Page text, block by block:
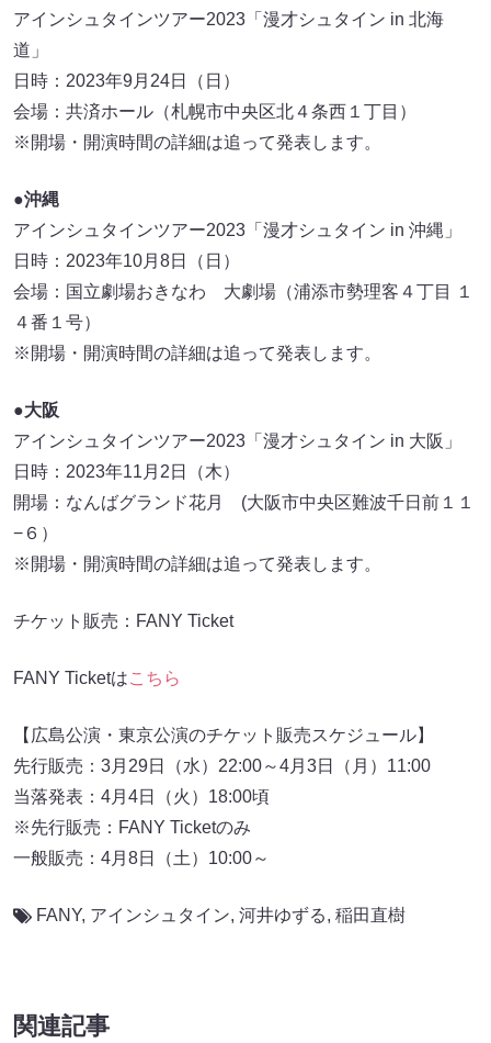
アインシュタインツアー2023「漫才シュタイン in 北海
道」
日時：2023年9月24日（日）
会場：共済ホール（札幌市中央区北４条西１丁目）
※開場・開演時間の詳細は追って発表します。
●沖縄
アインシュタインツアー2023「漫才シュタイン in 沖縄」
日時：2023年10月8日（日）
会場：国立劇場おきなわ 大劇場（浦添市勢理客４丁目 １
４番１号）
※開場・開演時間の詳細は追って発表します。
●大阪
アインシュタインツアー2023「漫才シュタイン in 大阪」
日時：2023年11月2日（木）
開場：なんばグランド花月 (大阪市中央区難波千日前１１
−６）
※開場・開演時間の詳細は追って発表します。
チケット販売：FANY Ticket
FANY Ticketはこちら
【広島公演・東京公演のチケット販売スケジュール】
先行販売：3月29日（水）22:00～4月3日（月）11:00
当落発表：4月4日（火）18:00頃
※先行販売：FANY Ticketのみ
一般販売：4月8日（土）10:00～
FANY, アインシュタイン, 河井ゆずる, 稲田直樹
関連記事